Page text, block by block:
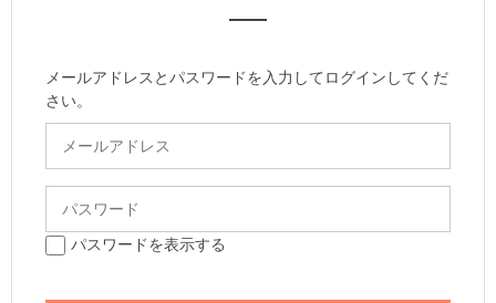
メールアドレスとパスワードを入力してログインしてくだ
さい。
パスワードを表示する